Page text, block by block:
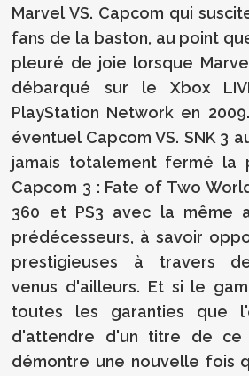
Marvel VS. Capcom qui
fans de la baston, au point
pleuré de joie lorsque
débarqué sur le Xbox
PlayStation Network en
éventuel Capcom VS. SNK 3
jamais totalement fermé la
Capcom 3 : Fate of Two
360 et PS3 avec la même
prédécesseurs, à savoir
prestigieuses à travers
venus d'ailleurs. Et si le
toutes les garanties que
d'attendre d'un titre de ce
démontre une nouvelle fois